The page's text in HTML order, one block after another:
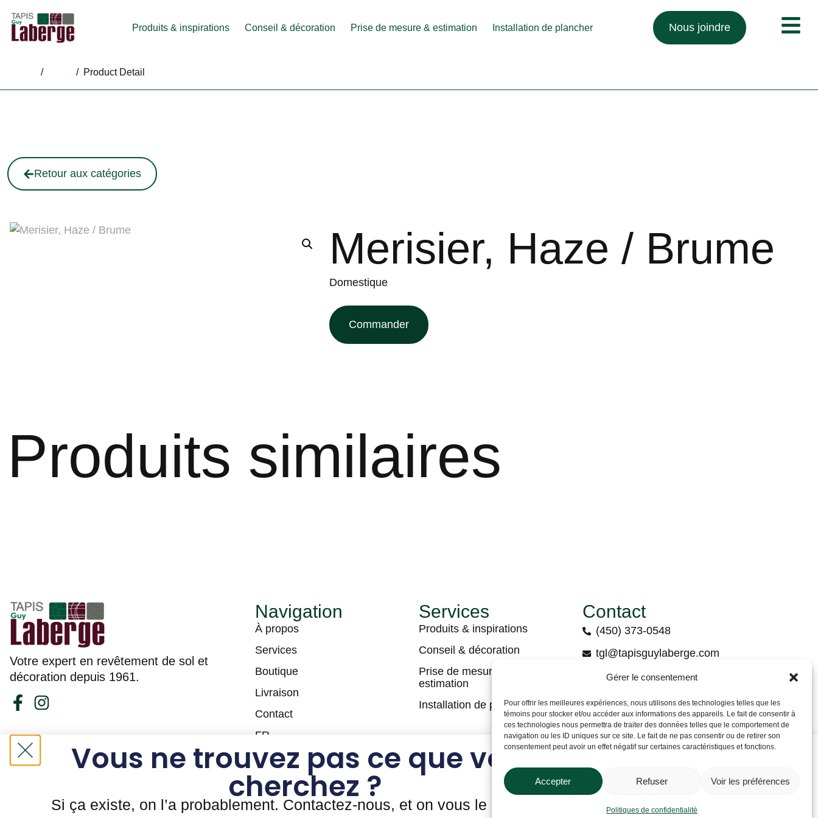
Gérer le consentement
Pour offrir les meilleures expériences, nous utilisons des technologies telles que les
témoins pour stocker et/ou accéder aux informations des appareils. Le fait de consentir à
ces technologies nous permettra de traiter des données telles que le comportement de
navigation ou les ID uniques sur ce site. Le fait de ne pas consentir ou de retirer son
consentement peut avoir un effet négatif sur certaines caractéristiques et fonctions.
Accepter Refuser Voir les préférences
Politiques de confidentialité
Produits & inspirations Conseil & décoration Prise de mesure & estimation Installation de plancher Nous joindre
/ / Product Detail
Retour aux catégories
Merisier, Haze / Brume
Domestique
Commander
Produits similaires
Votre expert en revêtement de sol et
décoration depuis 1961.
Navigation
À propos
Services
Boutique
Livraison
Contact
FR
Services
Produits & inspirations
Conseil & décoration
Prise de mesures &
estimation
Installation de plancher
Contact
(450) 373-0548
tgl@tapisguylaberge.com
3275 Bd Monseigneur-Langlois, Salaberry-
Tapis Guy Laberge © Site Web parSolutions M.
Vous ne trouvez pas ce que vous
cherchez ?
Si ça existe, on l’a probablement. Contactez-nous, et on vous le prouvera !
Contactez-nous